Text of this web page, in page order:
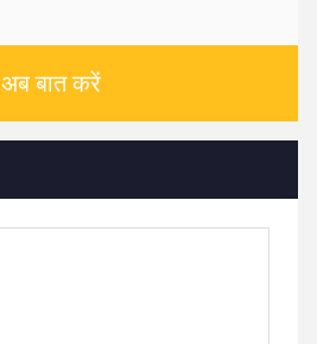
अब बात करें